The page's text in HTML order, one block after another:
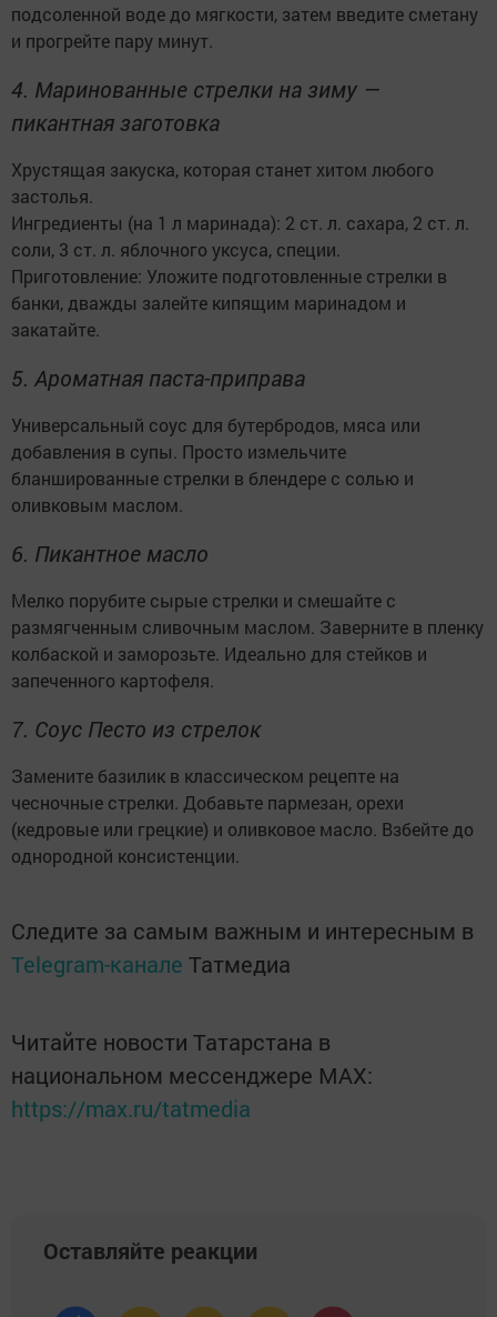
подсоленной воде до мягкости, затем введите сметану
и прогрейте пару минут.
4. Маринованные стрелки на зиму —
пикантная заготовка
Хрустящая закуска, которая станет хитом любого
застолья.
Ингредиенты (на 1 л маринада): 2 ст. л. сахара, 2 ст. л.
соли, 3 ст. л. яблочного уксуса, специи.
Приготовление: Уложите подготовленные стрелки в
банки, дважды залейте кипящим маринадом и
закатайте.
5. Ароматная паста-приправа
Универсальный соус для бутербродов, мяса или
добавления в супы. Просто измельчите
бланшированные стрелки в блендере с солью и
оливковым маслом.
6. Пикантное масло
Мелко порубите сырые стрелки и смешайте с
размягченным сливочным маслом. Заверните в пленку
колбаской и заморозьте. Идеально для стейков и
запеченного картофеля.
7. Соус Песто из стрелок
Замените базилик в классическом рецепте на
чесночные стрелки. Добавьте пармезан, орехи
(кедровые или грецкие) и оливковое масло. Взбейте до
однородной консистенции.
Следите за самым важным и интересным в
Telegram-канале Татмедиа
Читайте новости Татарстана в
национальном мессенджере MАХ:
https://max.ru/tatmedia
Оставляйте реакции